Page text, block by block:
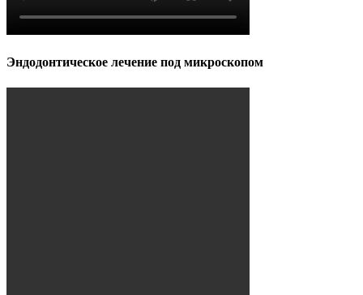
Эндодонтическое лечение под микроскопом